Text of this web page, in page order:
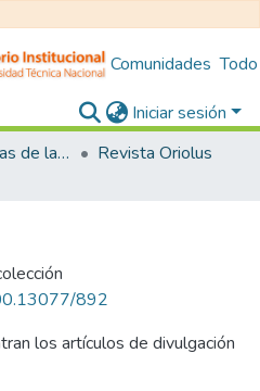
Comunidades
Iniciar sesión
Revistas Académicas de la Universitad Técnica Nacional
Revista Oriolus
892
los artículos de divulgación